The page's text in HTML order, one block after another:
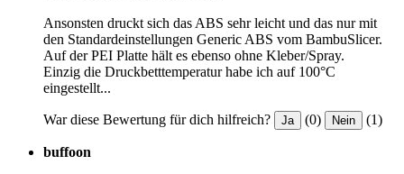
Ansonsten druckt sich das ABS sehr leicht und das nur mit
den Standardeinstellungen Generic ABS vom BambuSlicer.
Auf der PEI Platte hält es ebenso ohne Kleber/Spray.
Einzig die Druckbetttemperatur habe ich auf 100°C
eingestellt...
War diese Bewertung für dich hilfreich? Ja (0) Nein (1)
buffoon